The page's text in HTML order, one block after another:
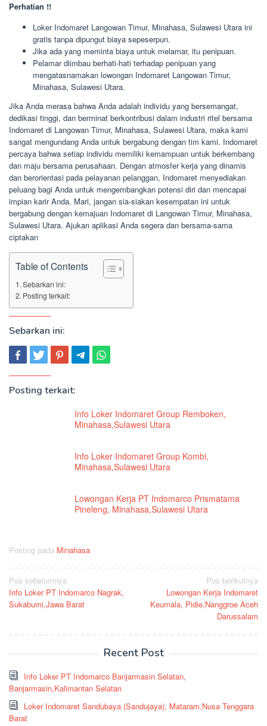
Perhatian !!
Loker Indomaret Langowan Timur, Minahasa, Sulawesi Utara ini
gratis tanpa dipungut biaya sepeserpun.
Jika ada yang meminta biaya untuk melamar, itu penipuan.
Pelamar diimbau berhati-hati terhadap penipuan yang
mengatasnamakan lowongan Indomaret Langowan Timur,
Minahasa, Sulawesi Utara.
Jika Anda merasa bahwa Anda adalah individu yang bersemangat,
dedikasi tinggi, dan berminat berkontribusi dalam industri ritel bersama
Indomaret di Langowan Timur, Minahasa, Sulawesi Utara, maka kami
sangat mengundang Anda untuk bergabung dengan tim kami. Indomaret
percaya bahwa setiap individu memiliki kemampuan untuk berkembang
dan maju bersama perusahaan. Dengan atmosfer kerja yang dinamis
dan berorientasi pada pelayanan pelanggan, Indomaret menyediakan
peluang bagi Anda untuk mengembangkan potensi diri dan mencapai
impian karir Anda. Mari, jangan sia-siakan kesempatan ini untuk
bergabung dengan kemajuan Indomaret di Langowan Timur, Minahasa,
Sulawesi Utara. Ajukan aplikasi Anda segera dan bersama-sama
ciptakan
Table of Contents
Sebarkan ini:
Posting terkait:
Sebarkan ini:
Posting terkait:
Info Loker Indomaret Group Remboken,
Minahasa,Sulawesi Utara
Info Loker Indomaret Group Kombi,
Minahasa,Sulawesi Utara
Lowongan Kerja PT Indomarco Prismatama
Pineleng, Minahasa,Sulawesi Utara
Posting pada Minahasa
Navigasi
pos
Pos sebelumnya
Info Loker PT Indomarco Nagrak,
Sukabumi,Jawa Barat
Pos berikutnya
Lowongan Kerja Indomaret
Keumala, Pidie,Nanggroe Aceh
Darussalam
Recent Post
Info Loker PT Indomarco Banjarmasin Selatan,
Banjarmasin,Kalimantan Selatan
Loker Indomaret Sandubaya (Sandujaya), Mataram,Nusa Tenggara
Barat